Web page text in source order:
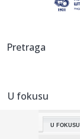
14:03:EK
14:01:
13:59:
Pretraga
U fokusu
U FOKUSU